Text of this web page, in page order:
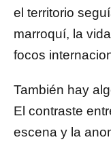
el territorio
marroquí, la
focos
También hay
El contraste
escena y la